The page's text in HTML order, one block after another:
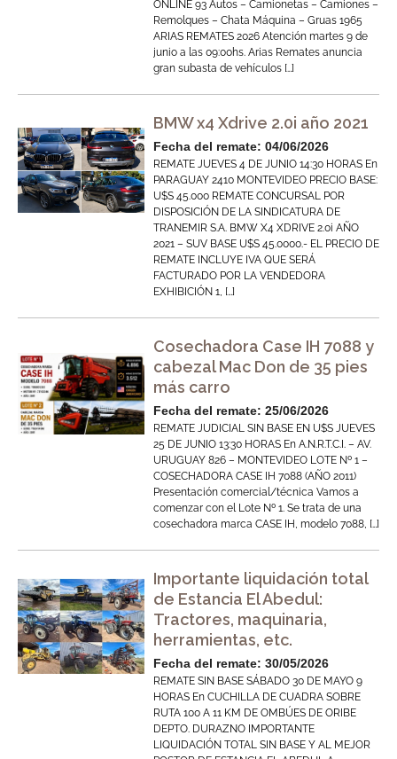
ONLINE 93 Autos – Camionetas – Camiones –
Remolques – Chata Máquina – Gruas 1965
ARIAS REMATES 2026 Atención martes 9 de
junio a las 09:00hs. Arias Remates anuncia
gran subasta de vehículos […]
BMW x4 Xdrive 2.0i año 2021
Fecha del remate: 04/06/2026
REMATE JUEVES 4 DE JUNIO 14:30 HORAS En
PARAGUAY 2410 MONTEVIDEO PRECIO BASE:
U$S 45.000 REMATE CONCURSAL POR
DISPOSICIÓN DE LA SINDICATURA DE
TRANEMIR S.A. BMW X4 XDRIVE 2.0i AÑO
2021 – SUV BASE U$S 45.0000.- EL PRECIO DE
REMATE INCLUYE IVA QUE SERÁ
FACTURADO POR LA VENDEDORA
EXHIBICIÓN 1, […]
Cosechadora Case IH 7088 y
cabezal Mac Don de 35 pies
más carro
Fecha del remate: 25/06/2026
REMATE JUDICIAL SIN BASE EN U$S JUEVES
25 DE JUNIO 13:30 HORAS En A.N.R.T.C.I. – AV.
URUGUAY 826 – MONTEVIDEO LOTE Nº 1 –
COSECHADORA CASE IH 7088 (AÑO 2011)
Presentación comercial/técnica Vamos a
comenzar con el Lote Nº 1. Se trata de una
cosechadora marca CASE IH, modelo 7088, […]
Importante liquidación total
de Estancia El Abedul:
Tractores, maquinaria,
herramientas, etc.
Fecha del remate: 30/05/2026
REMATE SIN BASE SÁBADO 30 DE MAYO 9
HORAS En CUCHILLA DE CUADRA SOBRE
RUTA 100 A 11 KM DE OMBÚES DE ORIBE
DEPTO. DURAZNO IMPORTANTE
LIQUIDACIÓN TOTAL SIN BASE Y AL MEJOR